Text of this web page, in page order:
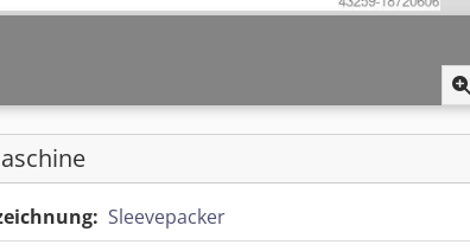
Sleevepacker